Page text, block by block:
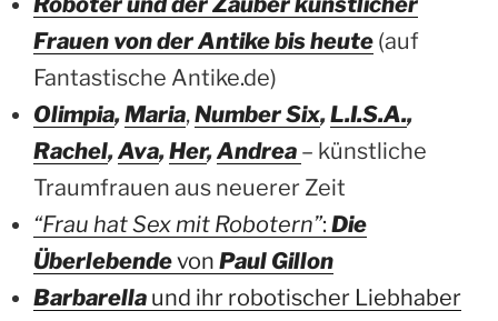
Frauen von der Antike bis heute (auf
Fantastische Antike.de)
Olimpia,Maria,Number Six,L.I.S.A.,
Rachel,Ava,Her,Andrea – künstliche
Traumfrauen aus neuerer Zeit
“Frau hat Sex mit Robotern”: Die
Überlebendevon Paul Gillon
Barbarella und ihr robotischer Liebhaber